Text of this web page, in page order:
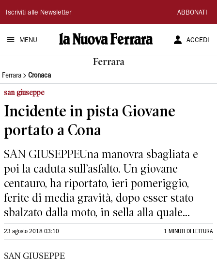
La
Nuova
Ferrara
Iscriviti alle Newsletter ABBONATI
MENU ACCEDI
Ferrara
Ferrara Cronaca
san giuseppe
Incidente in pista Giovane
portato a Cona
SAN GIUSEPPEUna manovra sbagliata e
poi la caduta sull’asfalto. Un giovane
centauro, ha riportato, ieri pomeriggio,
ferite di media gravità, dopo esser stato
sbalzato dalla moto, in sella alla quale...
23 agosto 2018 03:10 1 MINUTI DI LETTURA
SAN GIUSEPPE